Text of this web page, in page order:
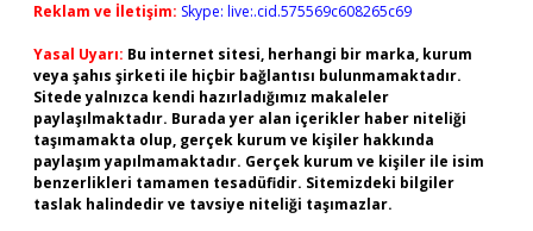
Reklam ve İletişim: Skype: live:.cid.575569c608265c69
Yasal Uyarı: Bu internet sitesi, herhangi bir marka, kurum
veya şahıs şirketi ile hiçbir bağlantısı bulunmamaktadır.
Sitede yalnızca kendi hazırladığımız makaleler
paylaşılmaktadır. Burada yer alan içerikler haber niteliği
taşımamakta olup, gerçek kurum ve kişiler hakkında
paylaşım yapılmamaktadır. Gerçek kurum ve kişiler ile isim
benzerlikleri tamamen tesadüfidir. Sitemizdeki bilgiler
taslak halindedir ve tavsiye niteliği taşımazlar.